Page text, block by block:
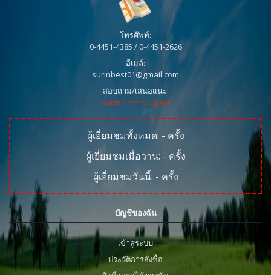
โทรศัพท์:
0-4451-4385 / 0-4451-2626
อีเมล์:
surinbest01@gmail.com
สอบถาม/เสนอแนะ:
Surin best Support
ผู้เยี่ยมชมทั้งหมด: - ครั้ง
ผู้เยี่ยมชมเมื่อวาน: - ครั้ง
ผู้เยี่ยมชมวันนี้: - ครั้ง
บัญชีของฉัน
เข้าสู่ระบบ
ประวัติการสั่งซื้อ